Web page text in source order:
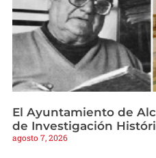
El Ayuntamiento de
de Investigación
agosto 7, 2026